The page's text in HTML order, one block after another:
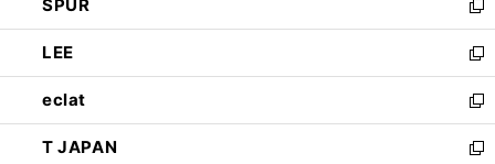
で
開
く
ド
ウ
で
開
く
ィ
ン
ド
ウ
で
開
く
い
ウ
ィ
ン
ド
ウ
で
SPUR
新
し
い
ウ
ィ
ン
ド
LEE
新
し
い
ウ
ィ
eclat
新
し
い
T JAPAN
新